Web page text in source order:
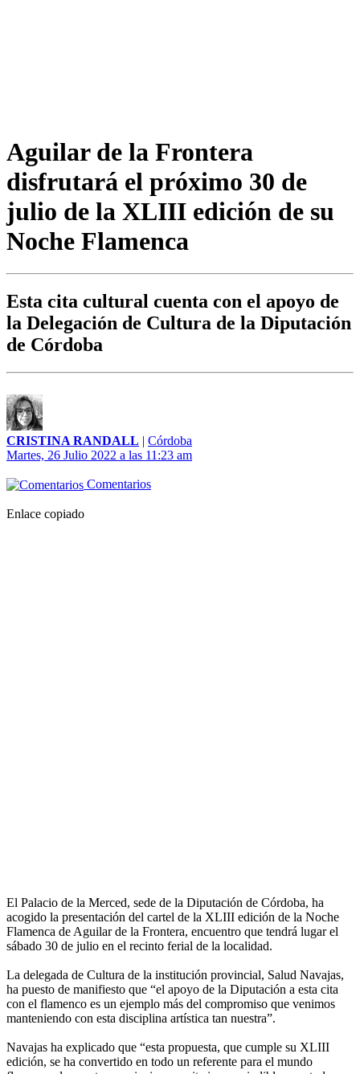
Aguilar de la Frontera
disfrutará el próximo 30 de
julio de la XLIII edición de su
Noche Flamenca
Esta cita cultural cuenta con el apoyo de
la Delegación de Cultura de la Diputación
de Córdoba
CRISTINA RANDALL | Córdoba
Martes, 26 Julio 2022 a las 11:23 am
Comentarios
Enlace copiado
El Palacio de la Merced, sede de la Diputación de Córdoba, ha
acogido la presentación del cartel de la XLIII edición de la Noche
Flamenca de Aguilar de la Frontera, encuentro que tendrá lugar el
sábado 30 de julio en el recinto ferial de la localidad.
La delegada de Cultura de la institución provincial, Salud Navajas,
ha puesto de manifiesto que “el apoyo de la Diputación a esta cita
con el flamenco es un ejemplo más del compromiso que venimos
manteniendo con esta disciplina artística tan nuestra”.
Navajas ha explicado que “esta propuesta, que cumple su XLIII
edición, se ha convertido en todo un referente para el mundo